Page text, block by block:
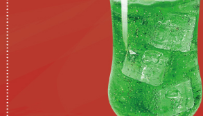
ダ
が
新
し
く
メ
ニ